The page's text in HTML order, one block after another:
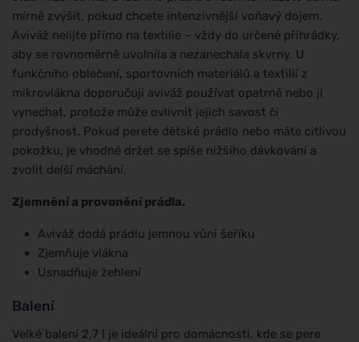
mírně zvýšit, pokud chcete intenzivnější voňavý dojem.
Aviváž nelijte přímo na textilie – vždy do určené přihrádky,
aby se rovnoměrně uvolnila a nezanechala skvrny. U
funkčního oblečení, sportovních materiálů a textilií z
mikrovlákna doporučuji aviváž používat opatrně nebo ji
vynechat, protože může ovlivnit jejich savost či
prodyšnost. Pokud perete dětské prádlo nebo máte citlivou
pokožku, je vhodné držet se spíše nižšího dávkování a
zvolit delší máchání.
Zjemnění a provonění prádla.
Aviváž dodá prádlu jemnou vůni šeříku
Zjemňuje vlákna
Usnadňuje žehlení
Balení
Velké balení 2,7 l je ideální pro domácnosti, kde se pere